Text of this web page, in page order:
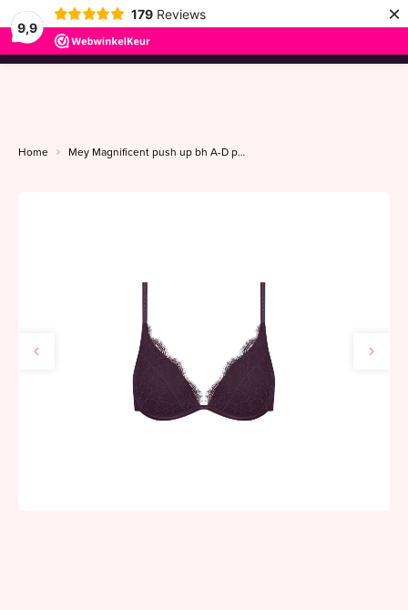
9,9
179 Reviews ×
menu
Home Mey Magnificent push up bh A-D perfect plum